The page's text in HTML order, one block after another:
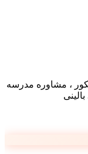
، مشاوره مدرسه